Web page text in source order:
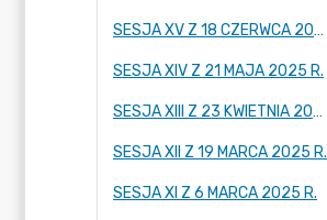
SESJA XV Z 18 CZERWCA 2025 R.
SESJA XIV Z 21 MAJA 2025 R.
SESJA XIII Z 23 KWIETNIA 2025 R.
SESJA XII Z 19 MARCA 2025 R.
SESJA XI Z 6 MARCA 2025 R.